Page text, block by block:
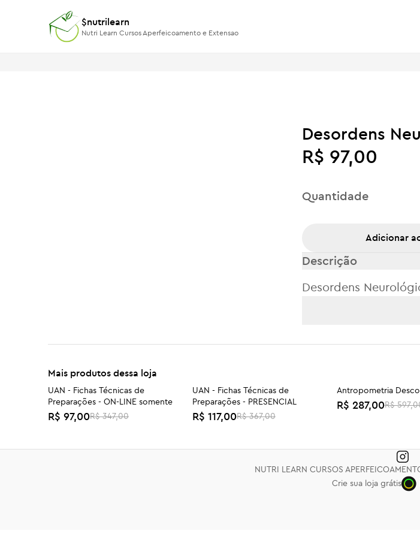
$nutrilearn
Nutri Learn Cursos Aperfeicoamento e Extensao
$nutrilearn
Nutri Learn Cursos Aperfeicoamento e Extensao
Desordens
R$ 97,00
Quantidade
Adicionar
Descrição
Desordens
Mais produtos dessa loja
UAN - Fichas Técnicas de
Preparações - ON-LINE somente
R$ 97,00R$ 347,00
UAN - Fichas Técnicas de
Preparações - PRESENCIAL
R$ 117,00R$ 367,00
-52%
Antropometria
R$ 287,00R$
NUTRI LEARN CURSOS
Crie sua loja grátis